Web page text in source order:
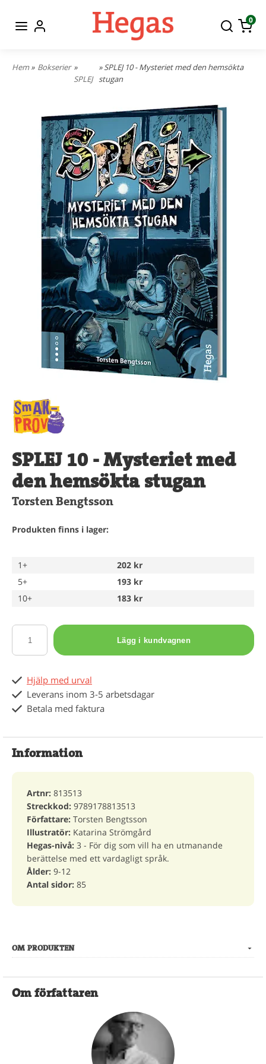
0
Hem» Bokserier »
SPLEJ
» SPLEJ 10 - Mysteriet med den hemsökta
stugan
SPLEJ 10 - Mysteriet med
den hemsökta stugan
Torsten Bengtsson
Produkten finns i lager:
1+
202 kr
5+
193 kr
10+
183 kr
Lägg i kundvagnen
Hjälp med urval
Leverans inom 3-5 arbetsdagar
Betala med faktura
Information
Artnr: 813513
Streckkod: 9789178813513
Författare: Torsten Bengtsson
Illustratör: Katarina Strömgård
Hegas-nivå: 3 - För dig som vill ha en utmanande
berättelse med ett vardagligt språk.
Ålder: 9-12
Antal sidor: 85
OM PRODUKTEN
Om författaren